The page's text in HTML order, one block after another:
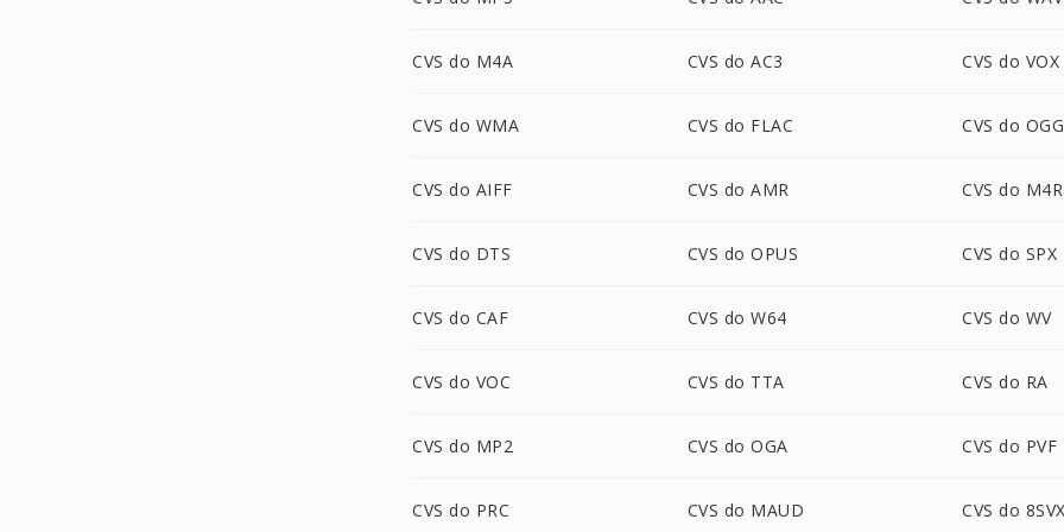
CVS do M4A CVS do AC3 CVS do VOX
CVS do WMA CVS do FLAC CVS do OGG
CVS do AIFF CVS do AMR CVS do M4R
CVS do DTS CVS do OPUS CVS do SPX
CVS do CAF CVS do W64 CVS do WV
CVS do VOC CVS do TTA CVS do RA
CVS do MP2 CVS do OGA CVS do PVF
CVS do PRC CVS do MAUD CVS do